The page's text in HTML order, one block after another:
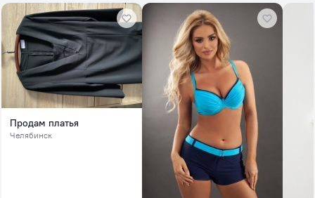
Продам платья
Челябинск